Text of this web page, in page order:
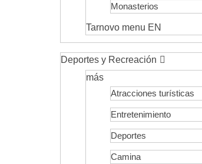
Monasterios
Tarnovo menu EN
Deportes y Recreación
más
Atracciones turísticas
Entretenimiento
Deportes
Camina